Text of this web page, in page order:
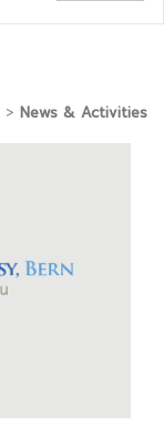
> News & Activities